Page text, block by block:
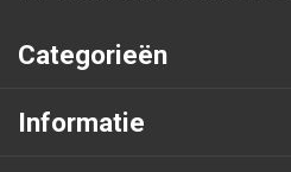
Categorieën
Informatie